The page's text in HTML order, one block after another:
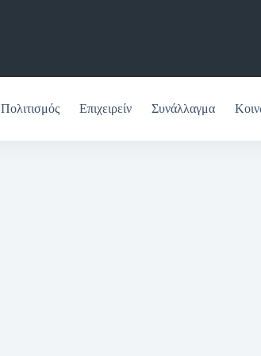
Πολιτισμός Επιχειρείν Συνάλλαγμα